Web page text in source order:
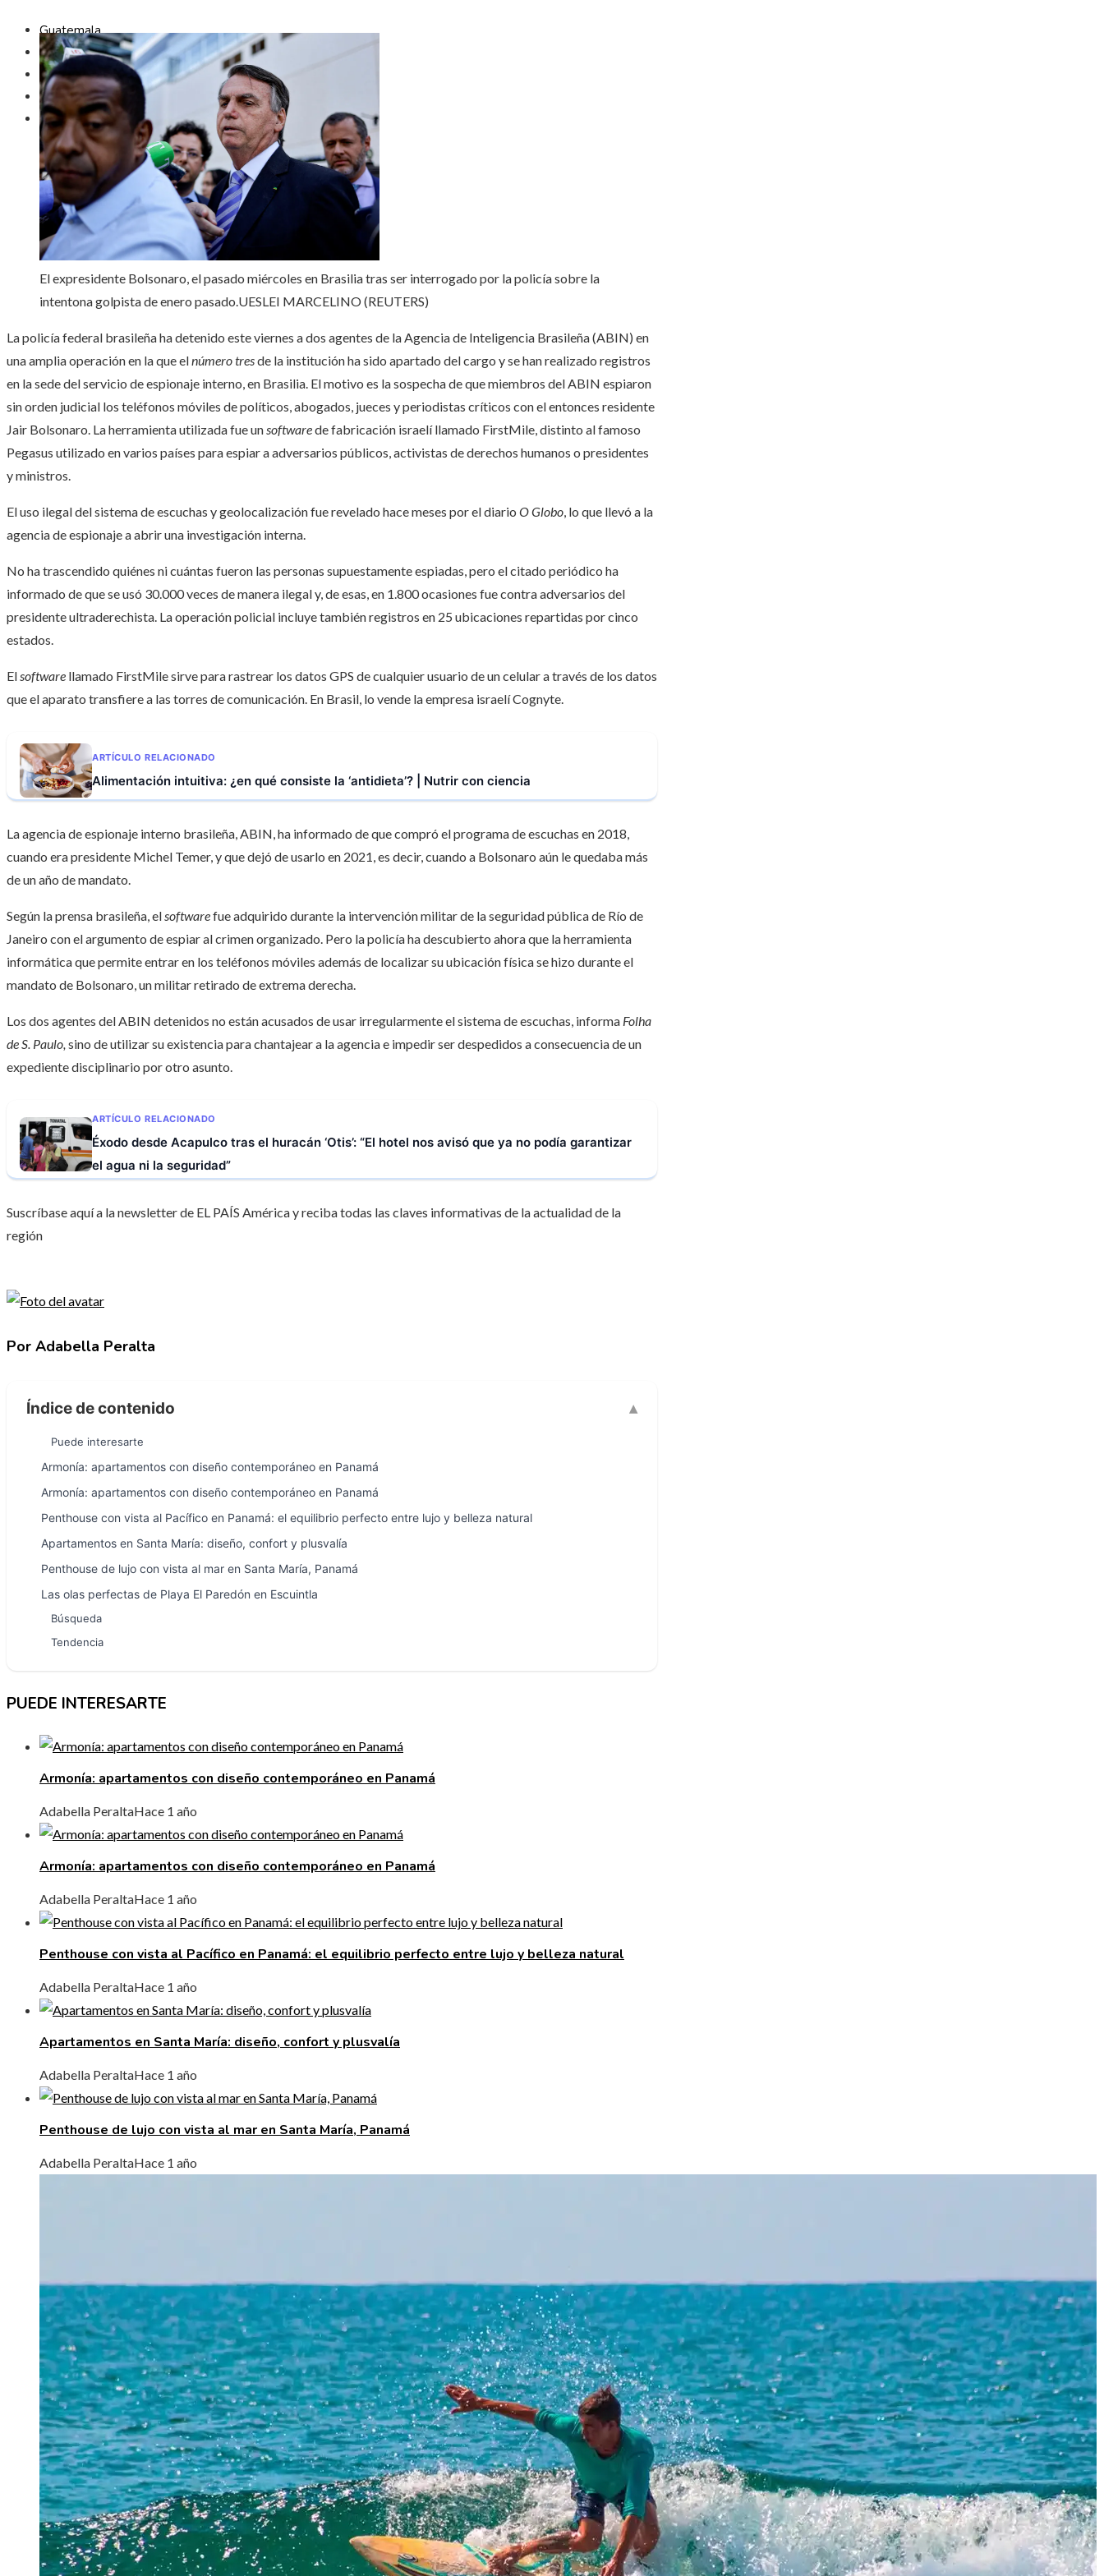
Guatemala
Inversiones y negocios
Ciencia y tecnología
Cultura y ocio
Responsabilidad social
El expresidente Bolsonaro, el pasado miércoles en Brasilia tras ser interrogado por la policía sobre la
intentona golpista de enero pasado.UESLEI MARCELINO (REUTERS)
La policía federal brasileña ha detenido este viernes a dos agentes de la Agencia de Inteligencia Brasileña (ABIN) en
una amplia operación en la que elnúmero tresde la institución ha sido apartado del cargo y se han realizado registros
en la sede del servicio de espionaje interno, en Brasilia. El motivo es la sospecha de que miembros del ABIN espiaron
sin orden judicial los teléfonos móviles de políticos, abogados, jueces y periodistas críticos con el entonces residente
Jair Bolsonaro. La herramienta utilizada fue unsoftwarede fabricación israelí llamado FirstMile, distinto al famoso
Pegasus utilizado en varios países para espiar a adversarios públicos, activistas de derechos humanos o presidentes
y ministros.
El uso ilegal del sistema de escuchas y geolocalización fue revelado hace meses por el diario O Globo, lo que llevó a la
agencia de espionaje a abrir una investigación interna.
No ha trascendido quiénes ni cuántas fueron las personas supuestamente espiadas, pero el citado periódico ha
informado de que se usó 30.000 veces de manera ilegal y, de esas, en 1.800 ocasiones fue contra adversarios del
presidente ultraderechista. La operación policial incluye también registros en 25 ubicaciones repartidas por cinco
estados.
Elsoftware llamado FirstMile sirve para rastrear los datos GPS de cualquier usuario de un celular a través de los datos
que el aparato transfiere a las torres de comunicación. En Brasil, lo vende la empresa israelí Cognyte.
ARTÍCULO RELACIONADO
Alimentación intuitiva: ¿en qué consiste la ‘antidieta’? | Nutrir con ciencia
La agencia de espionaje interno brasileña, ABIN, ha informado de que compró el programa de escuchas en 2018,
cuando era presidente Michel Temer, y que dejó de usarlo en 2021, es decir, cuando a Bolsonaro aún le quedaba más
de un año de mandato.
Según la prensa brasileña, elsoftwarefue adquirido durante la intervención militar de la seguridad pública de Río de
Janeiro con el argumento de espiar al crimen organizado. Pero la policía ha descubierto ahora que la herramienta
informática que permite entrar en los teléfonos móviles además de localizar su ubicación física se hizo durante el
mandato de Bolsonaro, un militar retirado de extrema derecha.
Los dos agentes del ABIN detenidos no están acusados de usar irregularmente el sistema de escuchas, informa Folha
de S. Paulo, sino de utilizar su existencia para chantajear a la agencia e impedir ser despedidos a consecuencia de un
expediente disciplinario por otro asunto.
ARTÍCULO RELACIONADO
Éxodo desde Acapulco tras el huracán ‘Otis’: “El hotel nos avisó que ya no podía garantizar
el agua ni la seguridad”
Suscríbase aquí a la newsletter de EL PAÍS América y reciba todas las claves informativas de la actualidad de la
región
Por Adabella Peralta
Índice de contenido
Puede interesarte
Armonía: apartamentos con diseño contemporáneo en Panamá
Armonía: apartamentos con diseño contemporáneo en Panamá
Penthouse con vista al Pacífico en Panamá: el equilibrio perfecto entre lujo y belleza natural
Apartamentos en Santa María: diseño, confort y plusvalía
Penthouse de lujo con vista al mar en Santa María, Panamá
Las olas perfectas de Playa El Paredón en Escuintla
Búsqueda
Tendencia
PUEDE INTERESARTE
Armonía: apartamentos con diseño contemporáneo en Panamá
Adabella PeraltaHace 1 año
Armonía: apartamentos con diseño contemporáneo en Panamá
Adabella PeraltaHace 1 año
Penthouse con vista al Pacífico en Panamá: el equilibrio perfecto entre lujo y belleza natural
Adabella PeraltaHace 1 año
Apartamentos en Santa María: diseño, confort y plusvalía
Adabella PeraltaHace 1 año
Penthouse de lujo con vista al mar en Santa María, Panamá
Adabella PeraltaHace 1 año